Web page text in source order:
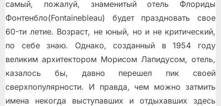
самый, пожалуй, знаменитый отель Флориды
Фонтенбло(Fontainebleau) будет праздновать свое
60-ти летие. Возраст, не юный, но и не критический,
по себе знаю. Однако, созданный в 1954 году
великим архитектором Морисом Лапидусом, отель,
казалось бы, давно перешел пик своей
сверхпопулярности. И правда, чем можно затмить
имена некогда выступавших и отдыхавших здесь